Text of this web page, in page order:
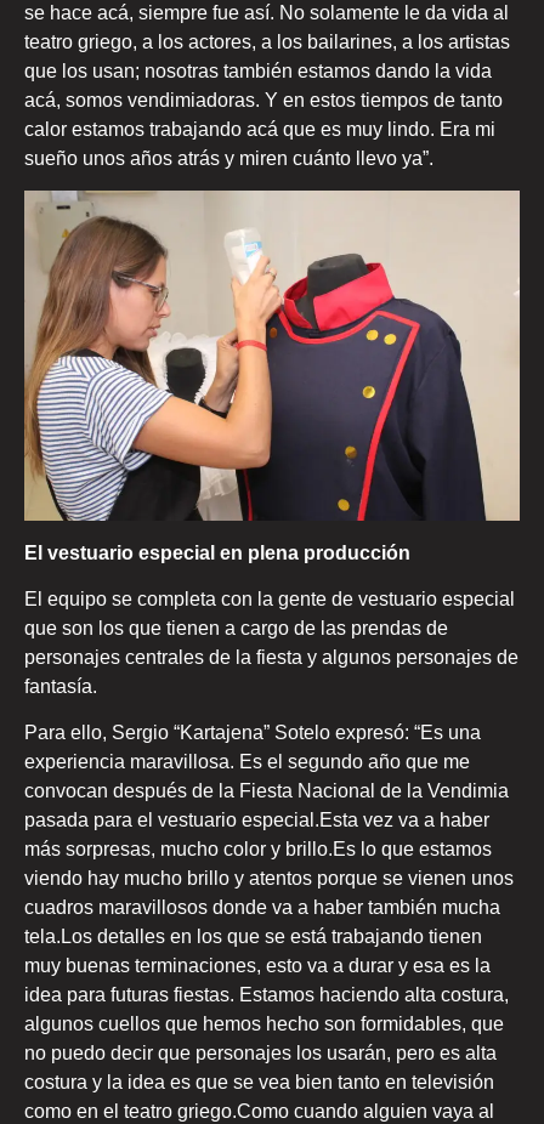
se hace acá, siempre fue así. No solamente le da vida al
teatro griego, a los actores, a los bailarines, a los artistas
que los usan; nosotras también estamos dando la vida
acá, somos vendimiadoras. Y en estos tiempos de tanto
calor estamos trabajando acá que es muy lindo. Era mi
sueño unos años atrás y miren cuánto llevo ya”.
El vestuario especial en plena producción
El equipo se completa con la gente de vestuario especial
que son los que tienen a cargo de las prendas de
personajes centrales de la fiesta y algunos personajes de
fantasía.
Para ello, Sergio “Kartajena” Sotelo expresó: “Es una
experiencia maravillosa. Es el segundo año que me
convocan después de la Fiesta Nacional de la Vendimia
pasada para el vestuario especial.Esta vez va a haber
más sorpresas, mucho color y brillo.Es lo que estamos
viendo hay mucho brillo y atentos porque se vienen unos
cuadros maravillosos donde va a haber también mucha
tela.Los detalles en los que se está trabajando tienen
muy buenas terminaciones, esto va a durar y esa es la
idea para futuras fiestas. Estamos haciendo alta costura,
algunos cuellos que hemos hecho son formidables, que
no puedo decir que personajes los usarán, pero es alta
costura y la idea es que se vea bien tanto en televisión
como en el teatro griego.Como cuando alguien vaya al